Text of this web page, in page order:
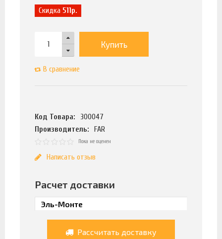
Скидка 511р.
Купить
В сравнение
Код Товара:
300047
Производитель:
FAR
Пока не оценен
Написать отзыв
Расчет доставки
Рассчитать доставку